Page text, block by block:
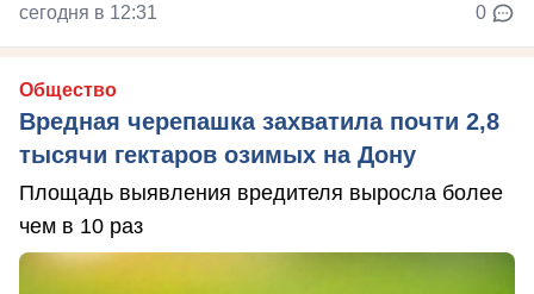
сегодня в 12:31 0
Общество
Вредная черепашка захватила почти 2,8
тысячи гектаров озимых на Дону
Площадь выявления вредителя выросла более
чем в 10 раз